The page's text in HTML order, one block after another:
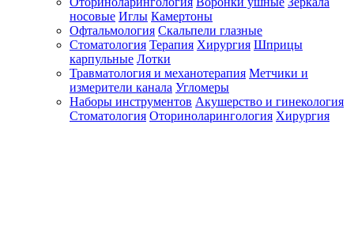
носовые Иглы Камертоны
Офтальмология Скальпели глазные
Стоматология Терапия Хирургия Шприцы
карпульные Лотки
Травматология и механотерапия Метчики и
измерители канала Угломеры
Наборы инструментов Акушерство и гинекология
Стоматология Оториноларингология Хирургия